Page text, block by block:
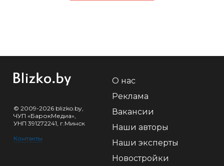
© 2009-2026 blizko.by,
ЧУП «БарокМедиа»,
УНП 391272241, г.Минск
Контакты
О нас
Реклама
Вакансии
Наши авторы
Наши эксперты
Новостройки